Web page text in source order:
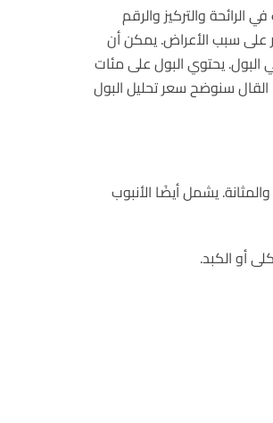
والتركيز والرقم
على سبب الأعراض. يمكن أن
البول. يحتوي البول على مئات
سنوضح سعر تحليل البول
يشمل أيضًا الأنبوب